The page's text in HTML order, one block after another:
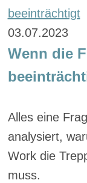
03.07.2023
Wenn die
Alles eine
analysiert,
Work die
muss.